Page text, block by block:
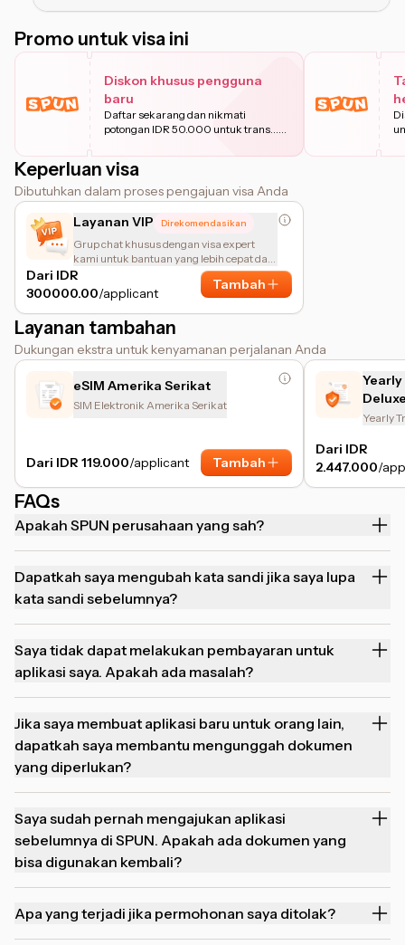
Promo untuk visa ini
Diskon khusus pengguna
baru
Daftar sekarang dan nikmati
potongan IDR 50.000 untuk trans...
Keperluan visa
Dibutuhkan dalam proses pengajuan visa Anda
Layanan VIP
Direkomendasikan
Grup chat khusus dengan visa expert
kami untuk bantuan yang lebih cepat dan
personal.
Dari IDR
300000.00/applicant
Tambah
Layanan tambahan
Dukungan ekstra untuk kenyamanan perjalanan Anda
eSIM Amerika Serikat
SIM Elektronik Amerika Serikat
Dari IDR 119.000/applicant Tambah
Yearly
Dari IDR
2.447.000/
FAQs
Apakah SPUN perusahaan yang sah?
Dapatkah saya mengubah kata sandi jika saya lupa
kata sandi sebelumnya?
Saya tidak dapat melakukan pembayaran untuk
aplikasi saya. Apakah ada masalah?
Jika saya membuat aplikasi baru untuk orang lain,
dapatkah saya membantu mengunggah dokumen
yang diperlukan?
Saya sudah pernah mengajukan aplikasi
sebelumnya di SPUN. Apakah ada dokumen yang
bisa digunakan kembali?
Apa yang terjadi jika permohonan saya ditolak?